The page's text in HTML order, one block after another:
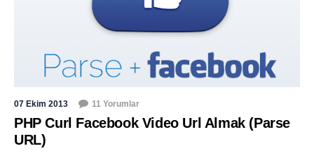
07 Ekim 2013 11 Yorumlar
PHP Curl Facebook Video Url Almak (Parse
URL)